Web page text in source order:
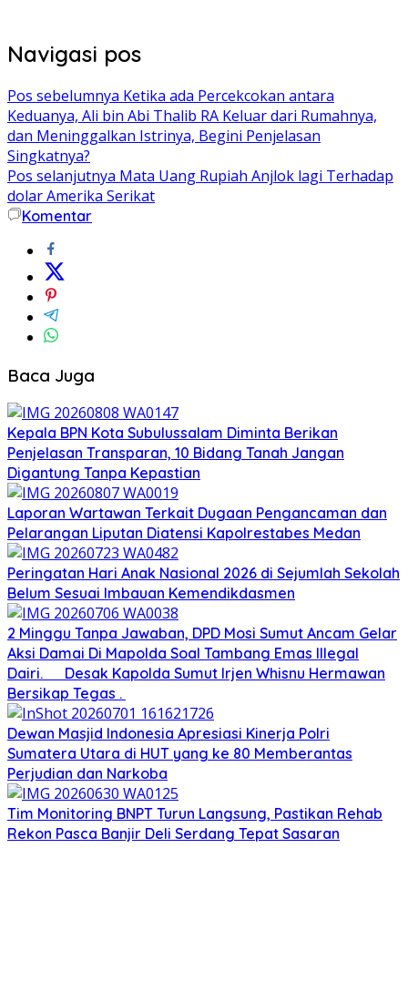
Navigasi pos
Pos sebelumnya Ketika ada Percekcokan antara
Keduanya, Ali bin Abi Thalib RA Keluar dari Rumahnya,
dan Meninggalkan Istrinya, Begini Penjelasan
Singkatnya?
Pos selanjutnya Mata Uang Rupiah Anjlok lagi Terhadap
dolar Amerika Serikat
Komentar
Baca Juga
Kepala BPN Kota Subulussalam Diminta Berikan
Penjelasan Transparan, 10 Bidang Tanah Jangan
Digantung Tanpa Kepastian
Laporan Wartawan Terkait Dugaan Pengancaman dan
Pelarangan Liputan Diatensi Kapolrestabes Medan
Peringatan Hari Anak Nasional 2026 di Sejumlah Sekolah
Belum Sesuai Imbauan Kemendikdasmen
2 Minggu Tanpa Jawaban, DPD Mosi Sumut Ancam Gelar
Aksi Damai Di Mapolda Soal Tambang Emas Illegal
Dairi. Desak Kapolda Sumut Irjen Whisnu Hermawan
Bersikap Tegas .
Dewan Masjid Indonesia Apresiasi Kinerja Polri
Sumatera Utara di HUT yang ke 80 Memberantas
Perjudian dan Narkoba
Tim Monitoring BNPT Turun Langsung, Pastikan Rehab
Rekon Pasca Banjir Deli Serdang Tepat Sasaran